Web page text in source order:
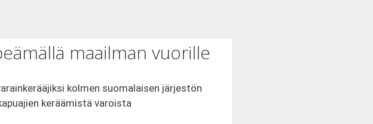
maailman vuorille
kolmen suomalaisen järjestön
keräämistä varoista